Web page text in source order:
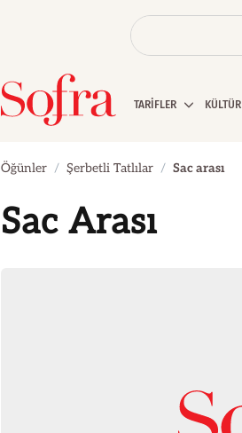
TARİFLER KÜLTÜR
Öğünler Şerbetli Tatlılar Sac arası
Sac Arası